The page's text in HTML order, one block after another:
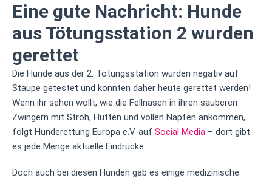
Eine gute Nachricht: Hunde
aus Tötungsstation 2 wurden
gerettet
Die Hunde aus der 2. Tötungsstation wurden negativ auf
Staupe getestet und konnten daher heute gerettet werden!
Wenn ihr sehen wollt, wie die Fellnasen in ihren sauberen
Zwingern mit Stroh, Hütten und vollen Näpfen ankommen,
folgt Hunderettung Europa e.V. auf Social Media – dort gibt
es jede Menge aktuelle Eindrücke.
Doch auch bei diesen Hunden gab es einige medizinische